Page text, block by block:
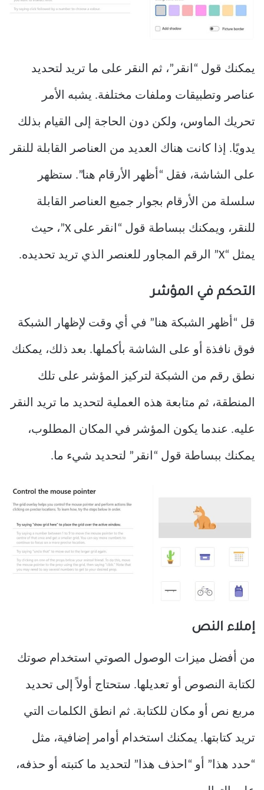
يمكنك قول “انقر”، ثم النقر على ما تريد لتحديد
عناصر وتطبيقات وملفات مختلفة. يشبه الأمر
تحريك الماوس، ولكن دون الحاجة إلى القيام بذلك
يدويًا. إذا كانت هناك العديد من العناصر القابلة للنقر
على الشاشة، فقل “أظهر الأرقام هنا”. ستظهر
سلسلة من الأرقام بجوار جميع العناصر القابلة
للنقر، ويمكنك ببساطة قول “انقر على X”، حيث
يمثل “X” الرقم المجاور للعنصر الذي تريد تحديده.
التحكم في المؤشر
قل “أظهر الشبكة هنا” في أي وقت لإظهار الشبكة
فوق نافذة أو على الشاشة بأكملها. بعد ذلك، يمكنك
نطق رقم من الشبكة لتركيز المؤشر على تلك
المنطقة، ثم متابعة هذه العملية لتحديد ما تريد النقر
عليه. عندما يكون المؤشر في المكان المطلوب،
يمكنك ببساطة قول “انقر” لتحديد شيء ما.
إملاء النص
من أفضل ميزات الوصول الصوتي استخدام صوتك
لكتابة النصوص أو تعديلها. ستحتاج أولاً إلى تحديد
مربع نص أو مكان للكتابة. ثم انطق الكلمات التي
تريد كتابتها. يمكنك استخدام أوامر إضافية، مثل
“حدد هذا” أو “احذف هذا” لتحديد ما كتبته أو حذفه،